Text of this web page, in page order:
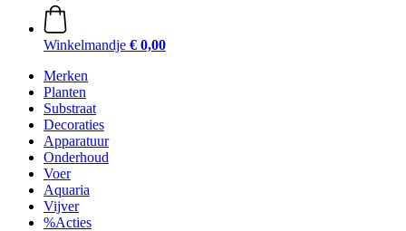
Winkelmandje € 0,00
Merken
Planten
Substraat
Decoraties
Apparatuur
Onderhoud
Voer
Aquaria
Vijver
%Acties